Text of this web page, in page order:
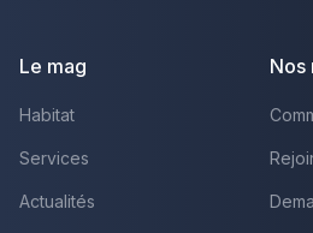
Le mag
Habitat
Services
Actualités
Nos